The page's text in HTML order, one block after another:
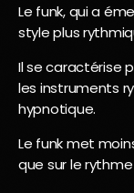
Le funk, qui a
style plus
Il se caractérise
les instruments
hypnotique.
Le funk met
que sur le